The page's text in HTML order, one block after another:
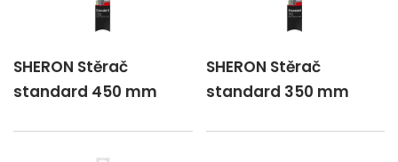
SHERON Stěrač
standard 450 mm
SHERON Stěrač
standard 350 mm